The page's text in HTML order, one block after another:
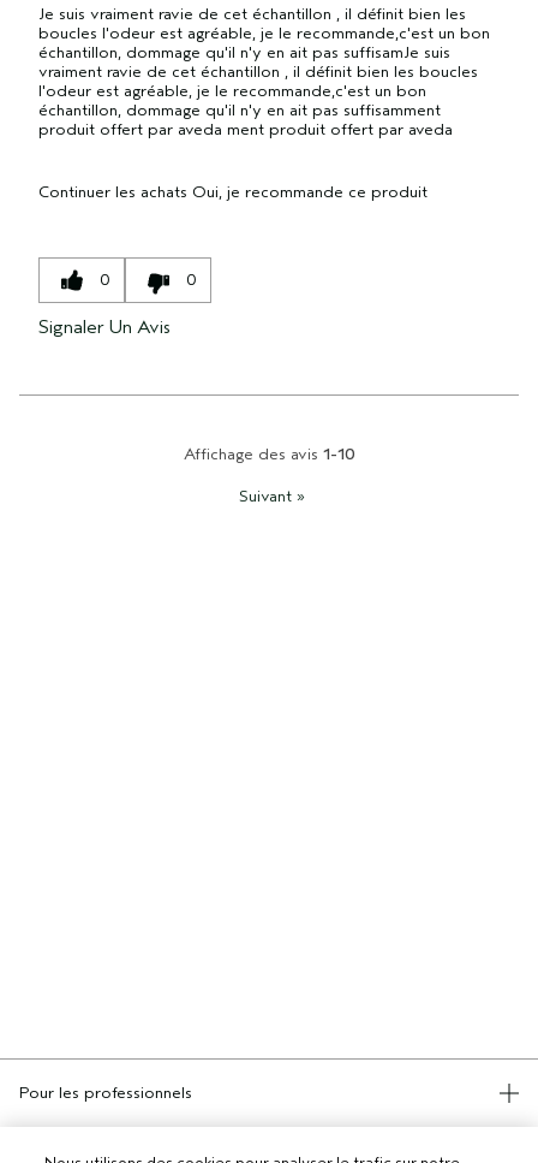
Je suis vraiment ravie de cet échantillon , il définit bien les
boucles l'odeur est agréable, je le recommande,c'est un bon
échantillon, dommage qu'il n'y en ait pas suffisamJe suis
vraiment ravie de cet échantillon , il définit bien les boucles
l'odeur est agréable, je le recommande,c'est un bon
échantillon, dommage qu'il n'y en ait pas suffisamment
produit offert par aveda ment produit offert par aveda
Continuer les achats Oui, je recommande ce produit
0 0
Signaler Un Avis
Affichage des avis 1-10
Suivant »
Pour les professionnels